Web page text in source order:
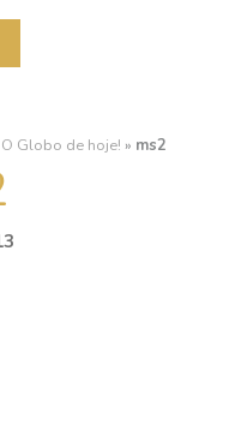
Globo de hoje! » ms2